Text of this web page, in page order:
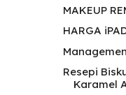
MAKEUP
HARGA
Resepi
Karamel